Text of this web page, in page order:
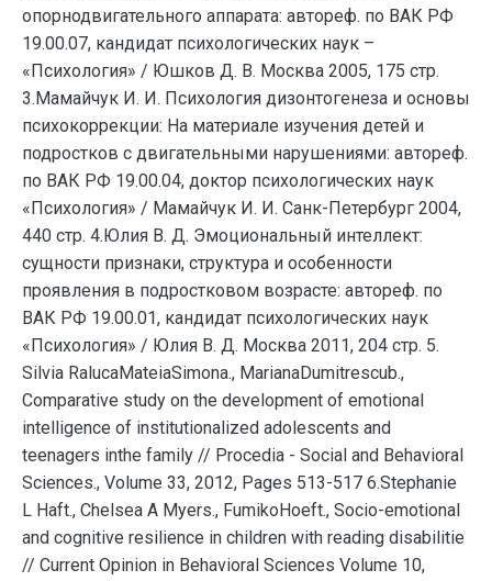
опорнодвигательного аппарата: автореф. по ВАК РФ
19.00.07, кандидат психологических наук –
«Психология» / Юшков Д. В. Москва 2005, 175 стр.
3.Мамайчук И. И. Психология дизонтогенеза и основы
психокоррекции: На материале изучения детей и
подростков с двигательными нарушениями: автореф.
по ВАК РФ 19.00.04, доктор психологических наук
«Психология» / Мамайчук И. И. Санк-Петербург 2004,
440 стр. 4.Юлия В. Д. Эмоциональный интеллект:
сущности признаки, структура и особенности
проявления в подростковом возрасте: автореф. по
ВАК РФ 19.00.01, кандидат психологических наук
«Психология» / Юлия В. Д. Москва 2011, 204 стр. 5.
Silvia RalucaMateiaSimona., MarianaDumitrescub.,
Comparative study on the development of emotional
intelligence of institutionalized adolescents and
teenagers inthe family // Procedia - Social and Behavioral
Sciences., Volume 33, 2012, Pages 513-517 6.Stephanie
L Haft., Chelsea A Myers., FumikoHoeft., Socio-emotional
and cognitive resilience in children with reading disabilitie
// Current Opinion in Behavioral Sciences Volume 10,